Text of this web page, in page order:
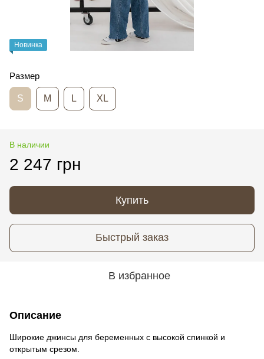
Новинка
Размер
S M L XL
В наличии
2 247 грн
Купить
Быстрый заказ
В избранное
Описание
Широкие джинсы для беременных с высокой спинкой и
открытым срезом.